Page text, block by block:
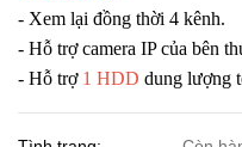
- Xem lại đồng thời 4 kênh.
- Hỗ trợ camera IP của bên
- Hỗ trợ 1 HDD dung lượng